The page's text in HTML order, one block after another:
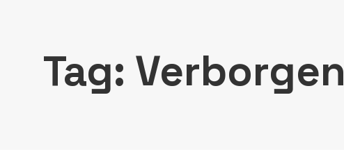
Tag: Verborgen